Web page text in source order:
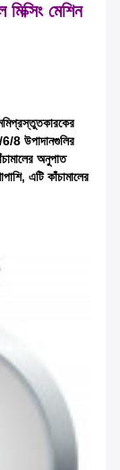
মেশিন
মিপ্রস্তুতকারকের
6/8 উপাদানগুলির
অনুপাত
এটি কাঁচামালের